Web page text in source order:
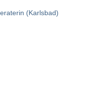
(Karlsbad)